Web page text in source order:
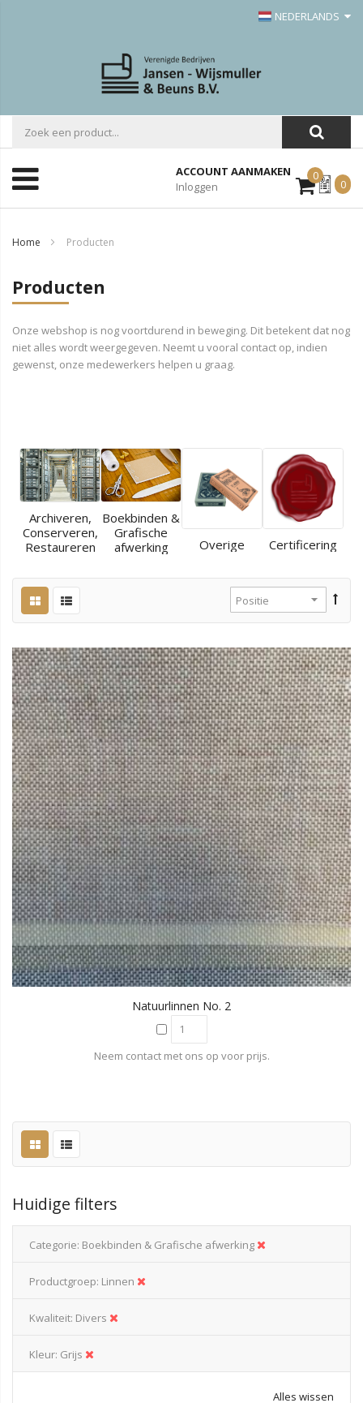
NEDERLANDS
ACCOUNT AANMAKEN
Inloggen
0Mijn
Offerte
0
Home Producten
Producten
Onze webshop is nog voortdurend in beweging. Dit betekent dat nog
niet alles wordt weergegeven. Neemt u vooral contact op, indien
gewenst, onze medewerkers helpen u graag.
Archiveren,
Conserveren,
Restaureren
Boekbinden &
Grafische
afwerking
Overige Certificering
Natuurlinnen No. 2
Neem contact met ons op voor prijs.
Huidige filters
Categorie Boekbinden & Grafische afwerking
Productgroep Linnen
Kwaliteit Divers
Kleur Grijs
Alles wissen